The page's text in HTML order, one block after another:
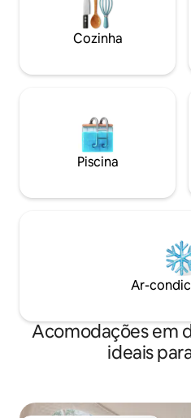
Cozinha
Piscina
Ar-
Acomodações em
ideais